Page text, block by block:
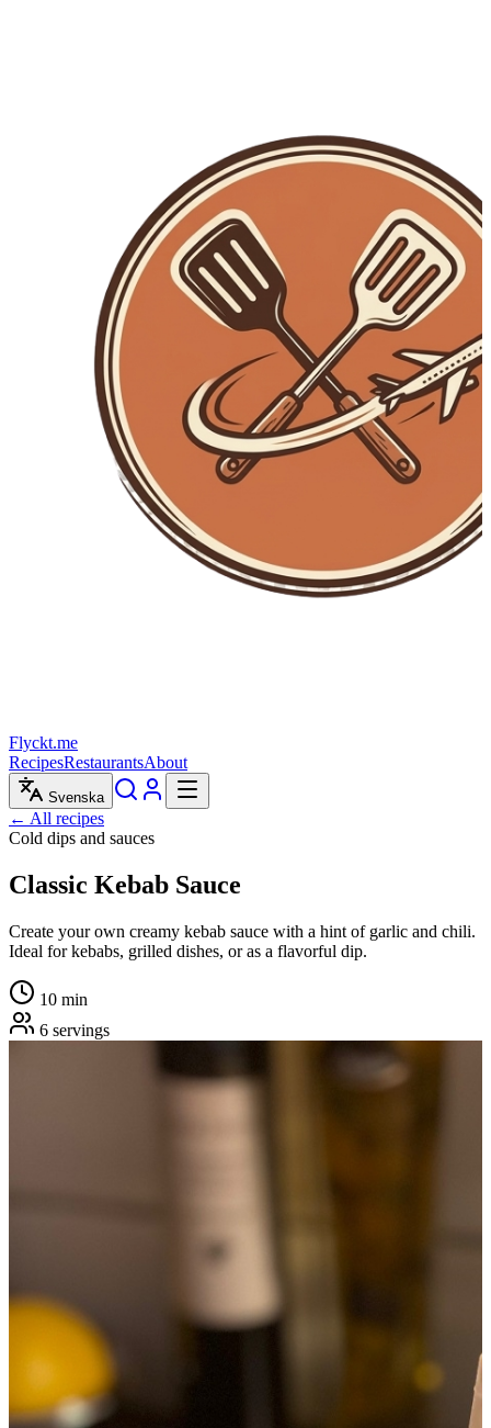
Flyckt.me
RecipesRestaurantsAbout
Svenska
← All recipes
Cold dips and sauces
Classic Kebab Sauce
Create your own creamy kebab sauce with a hint of garlic and chili.
Ideal for kebabs, grilled dishes, or as a flavorful dip.
10 min
6 servings